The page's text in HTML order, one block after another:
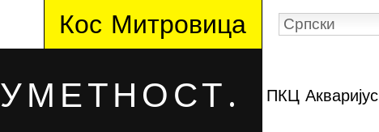
Кос Митровица Српски
УМЕТНОСТ. ПКЦ Акваријус